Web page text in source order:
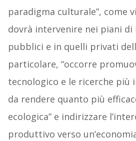
paradigma culturale”, come
dovrà intervenire nei piani
pubblici e in quelli privati
particolare, “occorre
tecnologico e le ricerche più
da rendere quanto più
ecologica” e indirizzare
produttivo verso